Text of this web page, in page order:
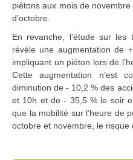
piétons aux mois de
d’octobre.
En revanche, l’étude sur
révèle une augmentation de
impliquant un piéton lors de
Cette augmentation n’est
diminution de - 10,2 % des
et 10h et de - 35,5 % le soir
que la mobilité sur l’heure de
octobre et novembre, le risque